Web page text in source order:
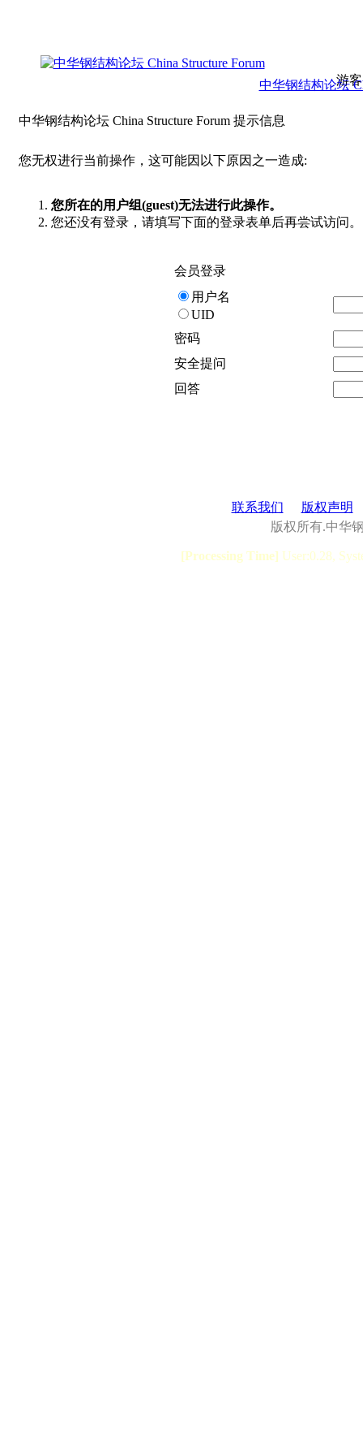
游
中华钢结构论坛
中华钢结构论坛 China Structure Forum 提示信息
您无权进行当前操作，这可能因以下原因之一造成:
您所在的用户组(guest)无法进行此操作。
您还没有登录，请填写下面的登录表单后再尝试访问。
会员登录
用户名
UID
密码
安全提问
回答
联系我们
版权声明
版权所有.中华
[Processing Time] User:0.28,